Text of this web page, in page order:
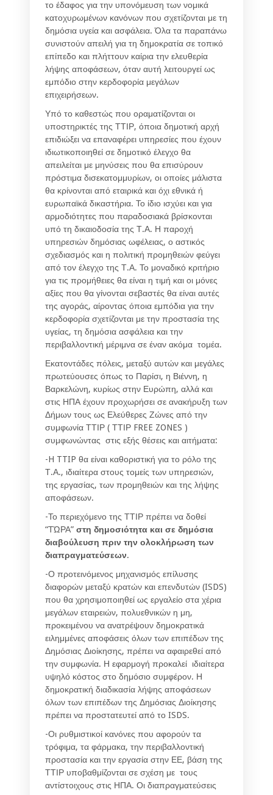
το έδαφος για την υπονόμευση των νομικά
κατοχυρωμένων κανόνων που σχετίζονται με τη
δημόσια υγεία και ασφάλεια. Όλα τα παραπάνω
συνιστούν απειλή για τη δημοκρατία σε τοπικό
επίπεδο και πλήττουν καίρια την ελευθερία
λήψης αποφάσεων, όταν αυτή λειτουργεί ως
εμπόδιο στην κερδοφορία μεγάλων
επιχειρήσεων.
Υπό το καθεστώς που οραματίζονται οι
υποστηρικτές της ΤΤΙΡ, όποια δημοτική αρχή
επιδιώξει να επαναφέρει υπηρεσίες που έχουν
ιδιωτικοποιηθεί σε δημοτικό έλεγχο θα
απειλείται με μηνύσεις που θα επισύρουν
πρόστιμα δισεκατομμυρίων, οι οποίες μάλιστα
θα κρίνονται από εταιρικά και όχι εθνικά ή
ευρωπαϊκά δικαστήρια. Το ίδιο ισχύει και για
αρμοδιότητες που παραδοσιακά βρίσκονται
υπό τη δικαιοδοσία της Τ.Α. Η παροχή
υπηρεσιών δημόσιας ωφέλειας, ο αστικός
σχεδιασμός και η πολιτική προμηθειών φεύγει
από τον έλεγχο της Τ.Α. Το μοναδικό κριτήριο
για τις προμήθειες θα είναι η τιμή και οι μόνες
αξίες που θα γίνονται σεβαστές θα είναι αυτές
της αγοράς, αίροντας όποια εμπόδια για την
κερδοφορία σχετίζονται με την προστασία της
υγείας, τη δημόσια ασφάλεια και την
περιβαλλοντική μέριμνα σε έναν ακόμα τομέα.
Εκατοντάδες πόλεις, μεταξύ αυτών και μεγάλες
πρωτεύουσες όπως το Παρίσι, η Βιέννη, η
Βαρκελώνη, κυρίως στην Ευρώπη, αλλά και
στις ΗΠΑ έχουν προχωρήσει σε ανακήρυξη των
Δήμων τους ως Ελεύθερες Ζώνες από την
συμφωνία ΤΤΙΡ ( ΤΤΙΡ FREE ZONES )
συμφωνώντας στις εξής θέσεις και αιτήματα:
-H TTIP θα είναι καθοριστική για το ρόλο της
Τ.Α., ιδιαίτερα στους τομείς των υπηρεσιών,
της εργασίας, των προμηθειών και της λήψης
αποφάσεων.
-Το περιεχόμενο της ΤΤΙΡ πρέπει να δοθεί
“ΤΏΡΑ” στη δημοσιότητα και σε δημόσια
διαβούλευση πριν την ολοκλήρωση των
διαπραγματεύσεων.
-Ο προτεινόμενος μηχανισμός επίλυσης
διαφορών μεταξύ κρατών και επενδυτών (ISDS)
που θα χρησιμοποιηθεί ως εργαλείο στα χέρια
μεγάλων εταιρειών, πολυεθνικών η μη,
προκειμένου να ανατρέψουν δημοκρατικά
ειλημμένες αποφάσεις όλων των επιπέδων της
Δημόσιας Διοίκησης, πρέπει να αφαιρεθεί από
την συμφωνία. Η εφαρμογή προκαλεί ιδιαίτερα
υψηλό κόστος στο δημόσιο συμφέρον. Η
δημοκρατική διαδικασία λήψης αποφάσεων
όλων των επιπέδων της Δημόσιας Διοίκησης
πρέπει να προστατευτεί από το ISDS.
-Οι ρυθμιστικοί κανόνες που αφορούν τα
τρόφιμα, τα φάρμακα, την περιβαλλοντική
προστασία και την εργασία στην ΕΕ, βάση της
ΤΤΙΡ υποβαθμίζονται σε σχέση με τους
αντίστοιχους στις ΗΠΑ. Οι διαπραγματεύσεις